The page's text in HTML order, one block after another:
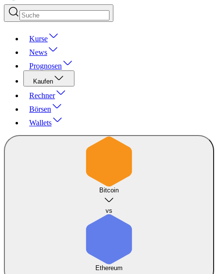
Kurse
News
Prognosen
Kaufen
Rechner
Börsen
Wallets
Bitcoin
vs
Ethereum